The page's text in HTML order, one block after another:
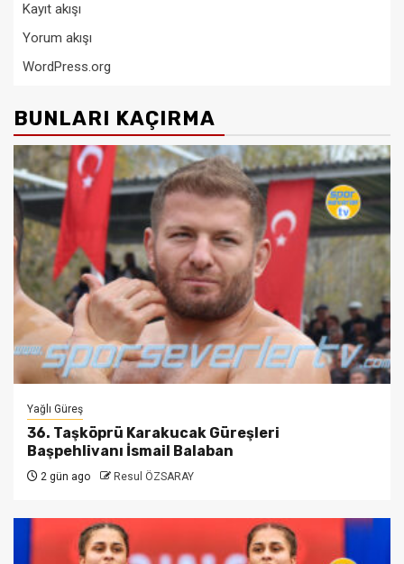
Kayıt akışı
Yorum akışı
WordPress.org
BUNLARI KAÇIRMA
Yağlı Güreş
36. Taşköprü Karakucak Güreşleri
Başpehlivanı İsmail Balaban
2 gün ago Resul ÖZSARAY